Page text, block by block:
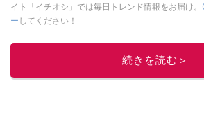
イト「イチオシ」では毎日トレンド情報をお届け。
ー してください！
このイチオシ
続きを読む＞